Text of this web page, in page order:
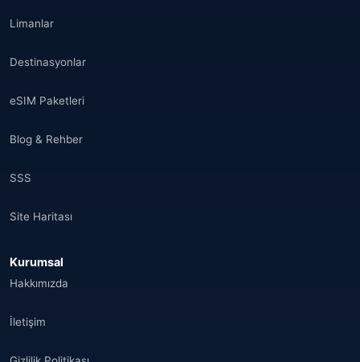
Limanlar
Destinasyonlar
eSIM Paketleri
Blog & Rehber
SSS
Site Haritası
Kurumsal
Hakkımızda
İletişim